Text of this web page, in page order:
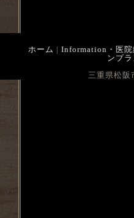
ホーム | Information・医院
ンプラ
三重県松